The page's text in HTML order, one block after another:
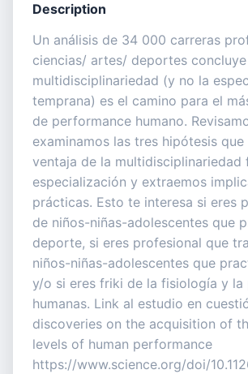
Description
Un análisis de 34 000 carreras
ciencias/ artes/ deportes
multidisciplinariedad (y no la
temprana) es el camino para el
de performance humano.
examinamos las tres hipótesis
ventaja de la multidisciplinariedad
especialización y extraemos
prácticas. Esto te interesa si eres
de niños-niñas-adolescentes que
deporte, si eres profesional que
niños-niñas-adolescentes que
y/o si eres friki de la fisiología y la
humanas. Link al estudio en
discoveries on the acquisition of
levels of human performance
https://www.science.org/doi/